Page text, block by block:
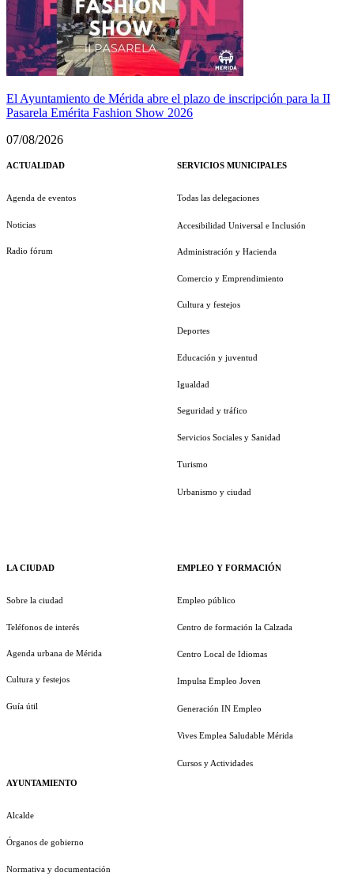
El Ayuntamiento de Mérida abre el plazo de inscripción para la II
Pasarela Emérita Fashion Show 2026
07/08/2026
ACTUALIDAD
Agenda de eventos
Noticias
Radio fórum
LA CIUDAD
Sobre la ciudad
Teléfonos de interés
Agenda urbana de Mérida
Cultura y festejos
Guía útil
AYUNTAMIENTO
Alcalde
Órganos de gobierno
Normativa y documentación
SERVICIOS MUNICIPALES
Todas las delegaciones
Accesibilidad Universal e Inclusión
Administración y Hacienda
Comercio y Emprendimiento
Cultura y festejos
Deportes
Educación y juventud
Igualdad
Seguridad y tráfico
Servicios Sociales y Sanidad
Turismo
Urbanismo y ciudad
EMPLEO Y FORMACIÓN
Empleo público
Centro de formación la Calzada
Centro Local de Idiomas
Impulsa Empleo Joven
Generación IN Empleo
Vives Emplea Saludable Mérida
Cursos y Actividades